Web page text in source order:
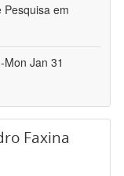
Pesquisa em
Jan 31
Faxina